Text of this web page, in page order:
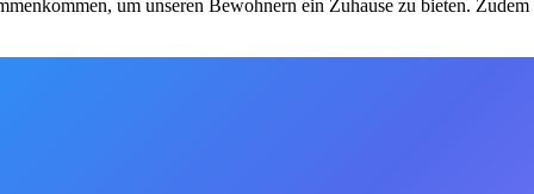
um unseren Bewohnern ein Zuhause zu bieten. Zudem